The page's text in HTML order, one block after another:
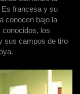
francesa y su
conocen bajo la
conocidos, los
sus campos de tiro